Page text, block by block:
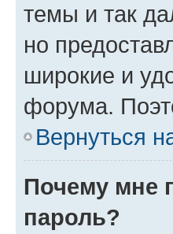
темы и так
но
широкие и
форума.
Вернуться
Почему мне
пароль?